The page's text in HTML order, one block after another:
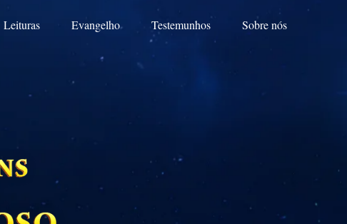
Leituras Evangelho Testemunhos Sobre nós